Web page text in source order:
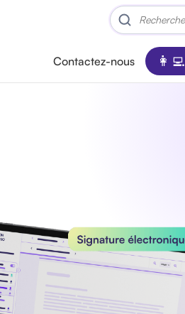
Contactez-nous